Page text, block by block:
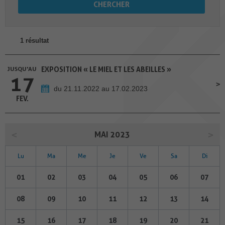
1 résultat
JUSQU'AU
17
FEV.
EXPOSITION « LE MIEL ET LES ABEILLES »
du 21.11.2022 au 17.02.2023
MAI 2023
Lu Ma Me Je Ve Sa Di
01 02 03 04 05 06 07
08 09 10 11 12 13 14
15 16 17 18 19 20 21